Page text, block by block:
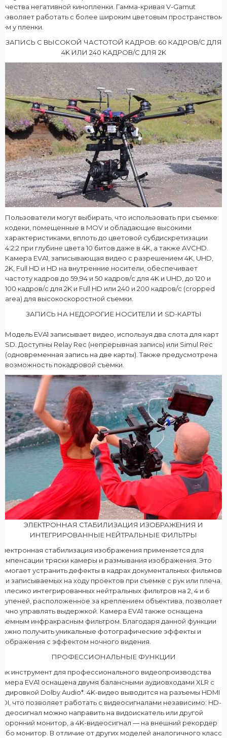
негативной кинопленки. Гамма-кривая V-Gamut
работать с более широким цветовым пространством,
у пленки.
ЗАПИСЬ С ВЫСОКОЙ ЧАСТОТОЙ КАДРОВ: 60 КАДРОВ/С ДЛЯ
4K ИЛИ 240 КАДРОВ/С ДЛЯ 2K
Пользователи могут выбирать, что использовать при съемке:
кодеки, помещенные в MOV и обладающие высокими
характеристиками, вплоть до цветовой субдискретизации
4:2:2 при глубине цвета 10 битов даже в 4K, а также AVCHD.
Камера EVA1, записывающая видео с разрешением 4K, UHD,
2K, Full HD и HD на внутренние носители, обеспечивает
частоту кадров до 59,94 и 50 кадров/с для 4K и UHD, до 120 и
100 кадров/с для 2K и Full HD или 240 и 200 кадров/с (cropped
area) для высокоскоростной съемки.
ЗАПИСЬ НА НЕДОРОГИЕ НОСИТЕЛИ И SD-КАРТЫ
Модель EVA1 записывает видео, используя два слота для карт
SD. Доступны Relay Rec (непрерывная запись) или Simul Rec
(одновременная запись на две карты). Также предусмотрена
возможность покадровой съемки.
ЭЛЕКТРОННАЯ СТАБИЛИЗАЦИЯ ИЗОБРАЖЕНИЯ И
ИНТЕГРИРОВАННЫЕ НЕЙТРАЛЬНЫЕ ФИЛЬТРЫ
стабилизация изображения применяется для
тряски камеры и размывания изображения. Это
устранить дефекты в кадрах документальных фильмов
записываемых на ходу проектов при съемке с рук или плеча.
интегрированных нейтральных фильтров на 2, 4 и 6
расположенное за креплением объектива, позволяет
управлять выдержкой. Камера EVA1 также оснащена
инфракрасным фильтром. Благодаря данной функции
получить уникальные фотографические эффекты и
с эффектом ночного видения.
ПРОФЕССИОНАЛЬНЫЕ ФУНКЦИИ
инструмент для профессионального видеопроизводства
EVA1 оснащена двумя балансными аудиовходами XLR с
Dolby Audio*. 4K-видео выводится на разъемы HDMI и
что позволяет работать с видеосигналами независимо: HD-
можно направить на видоискатель или другой
монитор, а 4K-видеосигнал — на внешний рекордер
монитор. В отличие от других моделей аналогичного класса,